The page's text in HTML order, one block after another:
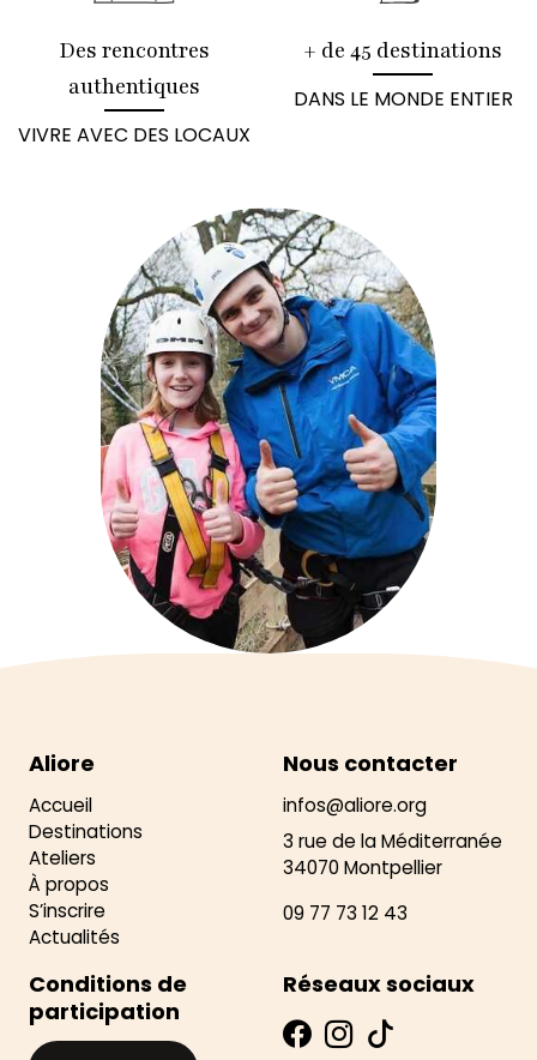
Des rencontres
authentiques
VIVRE AVEC DES LOCAUX
+ de 45 destinations
DANS LE MONDE ENTIER
Aliore
Accueil
Destinations
Ateliers
À propos
S’inscrire
Actualités
Nous contacter
infos@aliore.org
3 rue de la Méditerranée
34070 Montpellier
09 77 73 12 43
Conditions de
participation
Réseaux sociaux